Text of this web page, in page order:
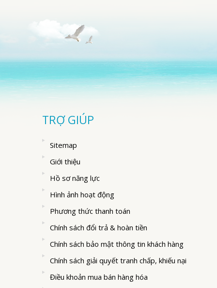
TRỢ GIÚP
Sitemap
Giới thiệu
Hồ sơ năng lực
Hình ảnh hoạt động
Phương thức thanh toán
Chính sách đổi trả & hoàn tiền
Chính sách bảo mật thông tin khách hàng
Chính sách giải quyết tranh chấp, khiếu nại
Điều khoản mua bán hàng hóa